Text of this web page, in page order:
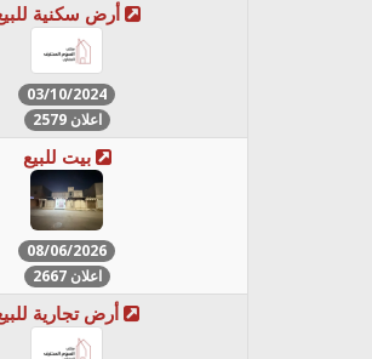
أرض سكنية للبيع
03/10/2024
اعلان 2579
بيت للبيع
08/06/2026
اعلان 2667